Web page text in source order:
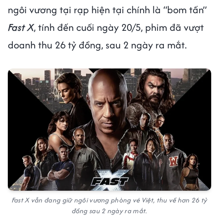
ngôi vương tại rạp hiện tại chính là “bom tấn”
Fast X, tính đến cuối ngày 20/5, phim đã vượt
doanh thu 26 tỷ đồng, sau 2 ngày ra mắt.
Fast X vẫn đang giữ ngôi vương phòng vé Việt, thu về hơn 26 tỷ
đồng sau 2 ngày ra mắt.